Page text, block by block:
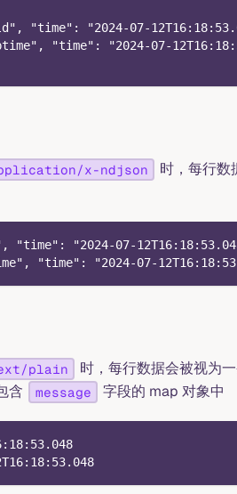
"time": "2024-07-
"time": "2024-07-
x-ndjson
时，每行数
"time": "2024-07-
"time": "2024-07-
plain
时，每行数据会被视为
含
message 字段的 map 对象中